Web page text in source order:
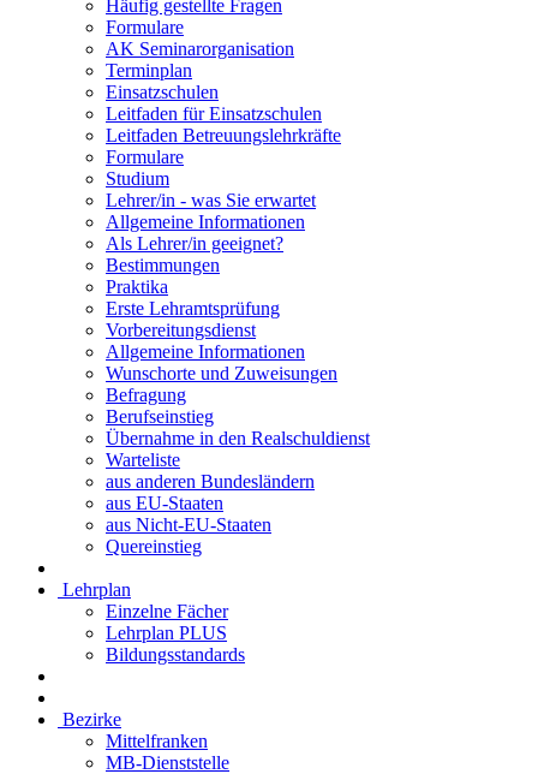
Häufig gestellte Fragen
Formulare
AK Seminarorganisation
Terminplan
Einsatzschulen
Leitfaden für Einsatzschulen
Leitfaden Betreuungslehrkräfte
Formulare
Studium
Lehrer/in - was Sie erwartet
Allgemeine Informationen
Als Lehrer/in geeignet?
Bestimmungen
Praktika
Erste Lehramtsprüfung
Vorbereitungsdienst
Allgemeine Informationen
Wunschorte und Zuweisungen
Befragung
Berufseinstieg
Übernahme in den Realschuldienst
Warteliste
aus anderen Bundesländern
aus EU-Staaten
aus Nicht-EU-Staaten
Quereinstieg
Lehrplan
Einzelne Fächer
Lehrplan PLUS
Bildungsstandards
Bezirke
Mittelfranken
MB-Dienststelle